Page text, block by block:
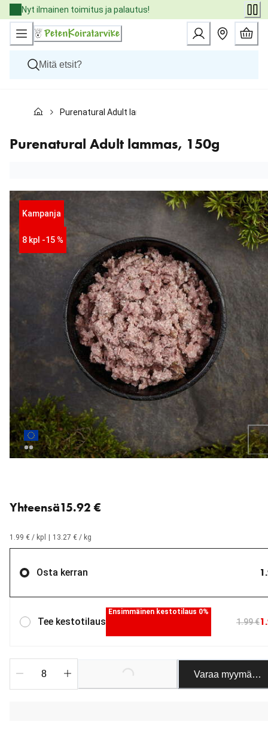
Skip
to
Content
Nyt ilmainen toimitus ja palautus!
Kissat
Eläinlääkäriruoat
Tuotemerkit
Purenatural Adult lammas, 150g
Purenatural Adult lammas, 150g
Kampanja
8 kpl -15 %
Loading...
Yhteensä15.92 €
1.99 € / kpl 13.27 € / kg
Osta kerran
Tee kestotilaus
Ensimmäinen kestotilaus 0%
1.99 €
Loading... Varaa